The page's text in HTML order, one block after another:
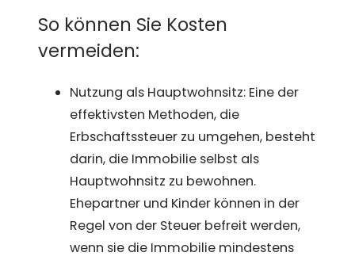
So können Sie Kosten
vermeiden:
Nutzung als Hauptwohnsitz: Eine der
effektivsten Methoden, die
Erbschaftssteuer zu umgehen, besteht
darin, die Immobilie selbst als
Hauptwohnsitz zu bewohnen.
Ehepartner und Kinder können in der
Regel von der Steuer befreit werden,
wenn sie die Immobilie mindestens